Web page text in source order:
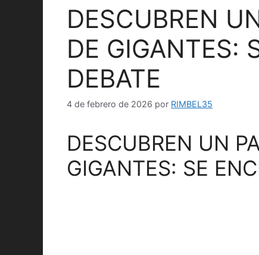
DESCUBREN
DE GIGANTES:
DEBATE
4 de febrero de 2026 por RIMBEL35
DESCUBREN UN
GIGANTES: SE